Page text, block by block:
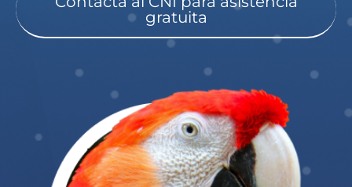
gratuita